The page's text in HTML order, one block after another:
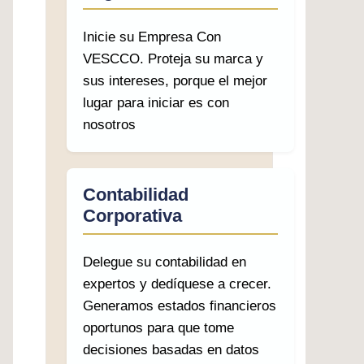
Inicie su Empresa Con
VESCCO. Proteja su marca y
sus intereses, porque el mejor
lugar para iniciar es con
nosotros
Contabilidad
Corporativa
Delegue su contabilidad en
expertos y dedíquese a crecer.
Generamos estados financieros
oportunos para que tome
decisiones basadas en datos